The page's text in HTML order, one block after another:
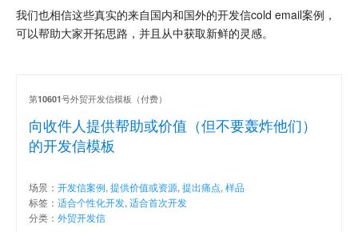
的
开
我们也相信这些真实的来自国内和国外的开发信cold email案例，
可以帮助大家开拓思路，并且从中获取新鲜的灵感。
向收件人提供帮助或价值（但不要轰炸他们）
的开发信模板
第10601号外贸开发信模板（付费）
场景： 开发信案例, 提供价值或资源, 提出痛点, 样品
标签： 适合个性化开发, 适合首次开发
分类： 外贸开发信